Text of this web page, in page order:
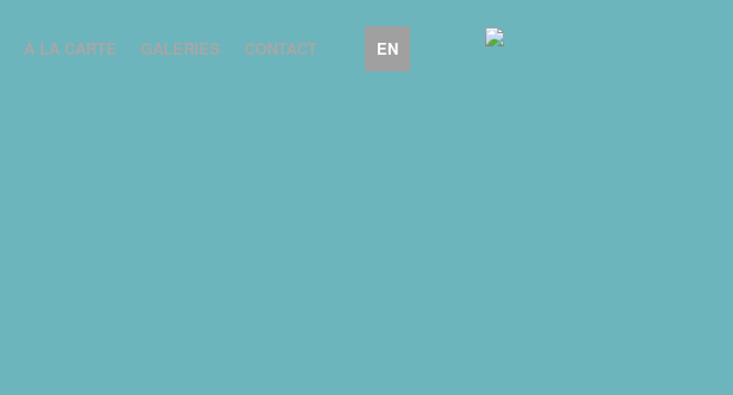
À LA CARTE GALERIES CONTACT EN